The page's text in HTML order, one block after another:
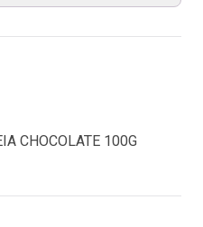
CHOCOLATE 100G